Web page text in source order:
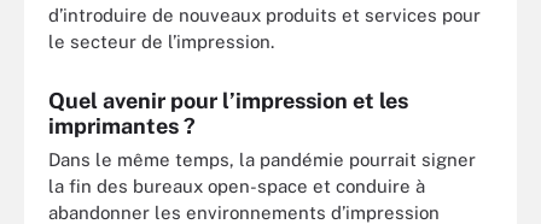
d’introduire de nouveaux produits et services pour
le secteur de l’impression.
Quel avenir pour l’impression et les
imprimantes ?
Dans le même temps, la pandémie pourrait signer
la fin des bureaux open-space et conduire à
abandonner les environnements d’impression